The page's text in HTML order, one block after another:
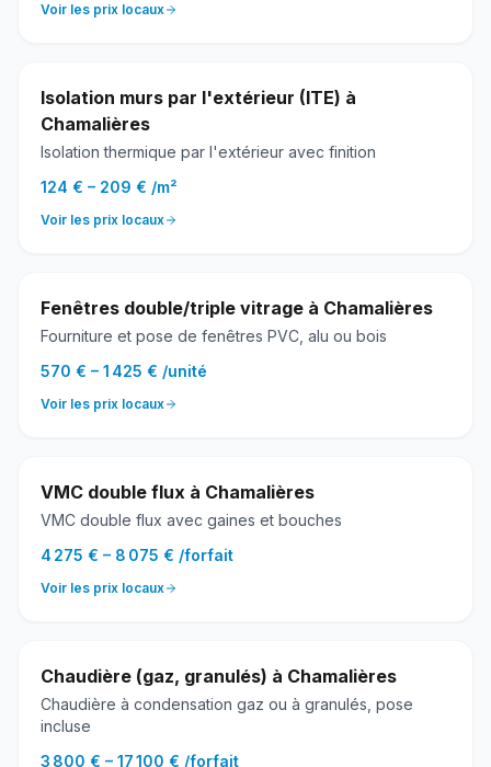
Voir les prix locaux
Isolation murs par l'extérieur (ITE) à
Chamalières
Isolation thermique par l'extérieur avec finition
124 € – 209 € /m²
Voir les prix locaux
Fenêtres double/triple vitrage à Chamalières
Fourniture et pose de fenêtres PVC, alu ou bois
570 € – 1 425 € /unité
Voir les prix locaux
VMC double flux à Chamalières
VMC double flux avec gaines et bouches
4 275 € – 8 075 € /forfait
Voir les prix locaux
Chaudière (gaz, granulés) à Chamalières
Chaudière à condensation gaz ou à granulés, pose
incluse
3 800 € – 17 100 € /forfait